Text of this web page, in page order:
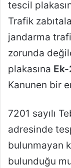
tescil
Trafik
jandarma
zorunda
plakasına
Kanunen bir
7201 sayılı
adresinde
bulunmayan
bulunduğu